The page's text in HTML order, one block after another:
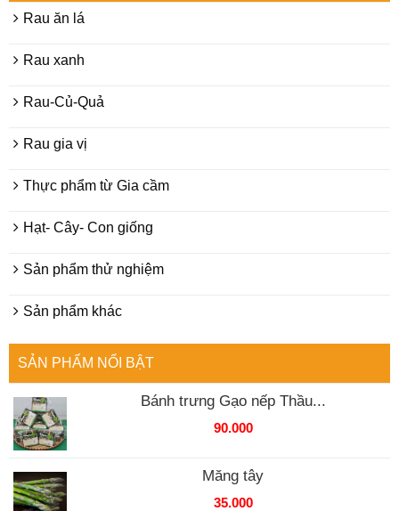
Rau ăn lá
Rau xanh
Rau-Củ-Quả
Rau gia vị
Thực phẩm từ Gia cầm
Hạt- Cây- Con giống
Sản phẩm thử nghiệm
Sản phẩm khác
SẢN PHẨM NỔI BẬT
Bánh trưng Gạo nếp Thầu...
90.000
Măng tây
35.000